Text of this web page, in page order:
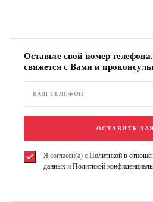
Оставьте свой номер
свяжется с Вами и
ОСТАВИТЬ
Я согласен(а) с Политикой в
данных и Политикой